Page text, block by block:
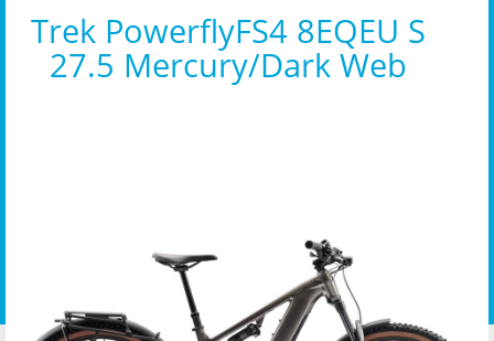
Trek PowerflyFS4 8EQEU S
27.5 Mercury/Dark Web